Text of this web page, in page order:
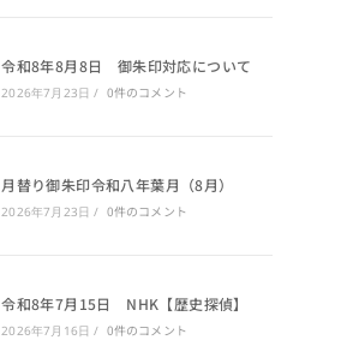
令和8年8月8日 御朱印対応について
2026年7月23日 / 0件のコメント
月替り御朱印令和八年葉月（8月）
2026年7月23日 / 0件のコメント
令和8年7月15日 NHK【歴史探偵】
2026年7月16日 / 0件のコメント